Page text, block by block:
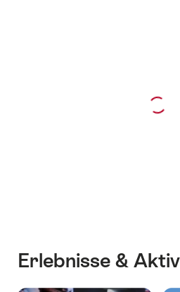
Erlebnisse &